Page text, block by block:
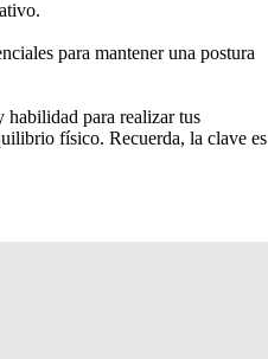
para mantener una postura
habilidad para realizar tus
físico. Recuerda, la clave es